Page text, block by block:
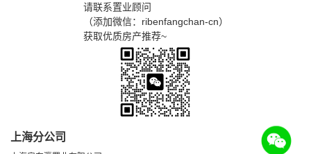
请联系置业顾问
（添加微信：ribenfangchan-cn）
获取优质房产推荐~
上海分公司